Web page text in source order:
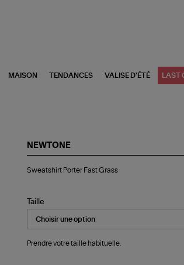
MAISON TENDANCES VALISE D'ÉTÉ LAST
NEWTONE
Porter
Sweatshirt Porter Fast Grass
Taille
Prendre votre taille habituelle.